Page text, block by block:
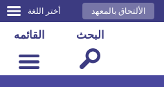
أختر اللغة الألتحاق بالمعهد
القائمه البحث